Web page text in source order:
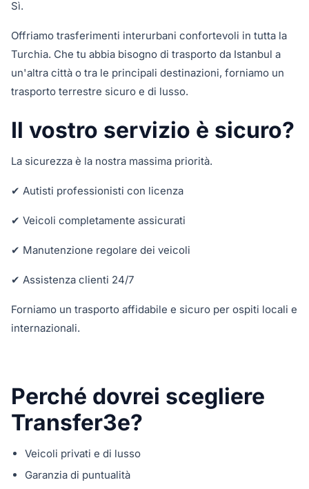
Sì.
Offriamo trasferimenti interurbani confortevoli in tutta la
Turchia. Che tu abbia bisogno di trasporto da Istanbul a
un'altra città o tra le principali destinazioni, forniamo un
trasporto terrestre sicuro e di lusso.
Il vostro servizio è sicuro?
La sicurezza è la nostra massima priorità.
✔ Autisti professionisti con licenza
✔ Veicoli completamente assicurati
✔ Manutenzione regolare dei veicoli
✔ Assistenza clienti 24/7
Forniamo un trasporto affidabile e sicuro per ospiti locali e
internazionali.
Perché dovrei scegliere
Transfer3e?
Veicoli privati e di lusso
Garanzia di puntualità